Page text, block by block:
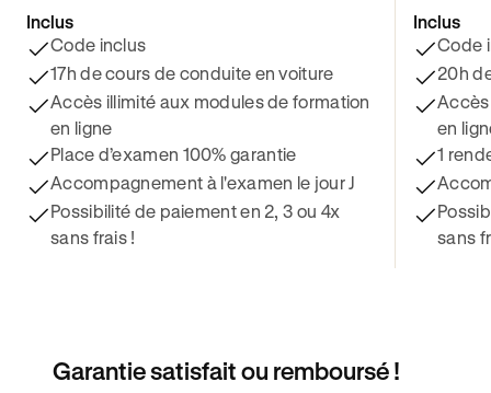
Inclus
Code inclus
17h de cours de conduite en voiture
Accès illimité aux modules de formation
en ligne
Place d’examen 100% garantie
Accompagnement à l'examen le jour J
Possibilité de paiement en 2, 3 ou 4x
sans frais !
Inclus
Code
20h
en
1
sans
Garantie satisfait ou remboursé !